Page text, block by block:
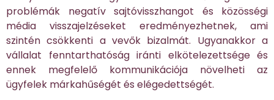
problémák negatív sajtóvisszhangot és közösségi
média visszajelzéseket eredményezhetnek, ami
szintén csökkenti a vevők bizalmát. Ugyanakkor a
vállalat fenntarthatóság iránti elkötelezettsége és
ennek megfelelő kommunikációja növelheti az
ügyfelek márkahűségét és elégedettségét.